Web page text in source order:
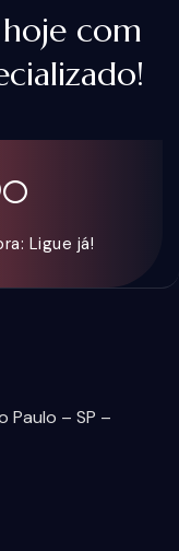
com
Ligue já!
Paulo – SP –